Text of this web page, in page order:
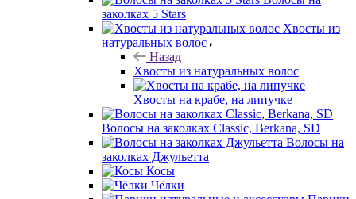
заколках 5 Stars
Хвосты из
натуральных волос
Назад
Хвосты из натуральных волос
Хвосты на крабе, на липучке
Волосы на заколках Classic, Berkana, SD
Волосы на
заколках Джульетта
Косы
Чёлки